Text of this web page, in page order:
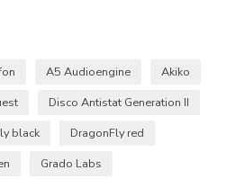
A5 Audioengine
Akiko
Disco Antistat Generation II
black
DragonFly red
Grado Labs